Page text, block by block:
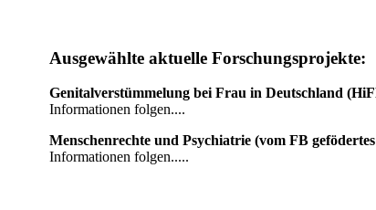
Ausgewählte aktuelle Forschungsprojekte:
Genitalverstümmelung bei Frau in Deutschland
Informationen folgen....
Menschenrechte und Psychiatrie (vom FB
Informationen folgen.....